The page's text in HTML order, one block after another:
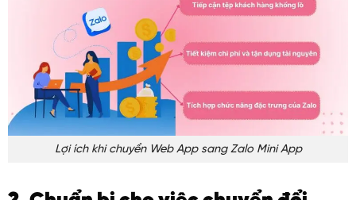
Lợi ích khi chuyển Web App sang Zalo Mini App